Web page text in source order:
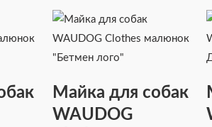
Параметри
Майка для собак
WAUDOG
цін:
до
товар
варіантів.
Параметри